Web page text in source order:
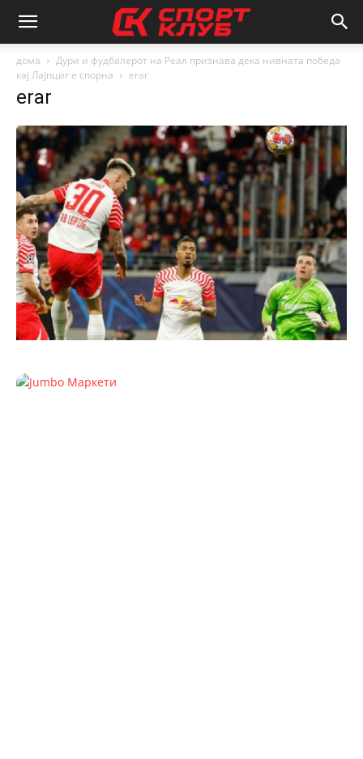
дома
Дури и фудбалерот на Реал признава дека нивната победа
кај Лајпциг е спорна
erar
erar